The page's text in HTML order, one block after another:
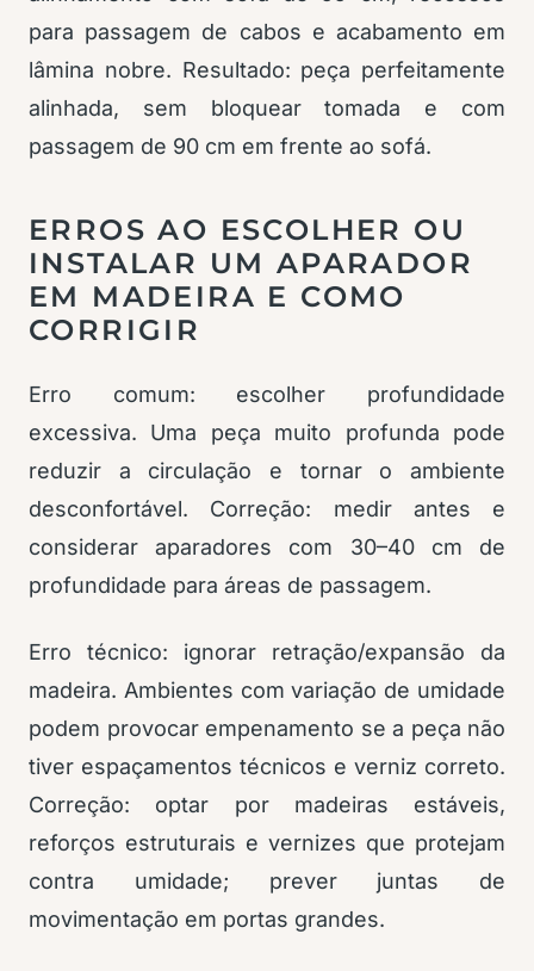
para passagem de cabos e acabamento em
lâmina nobre. Resultado: peça perfeitamente
alinhada, sem bloquear tomada e com
passagem de 90 cm em frente ao sofá.
ERROS AO ESCOLHER OU
INSTALAR UM APARADOR
EM MADEIRA E COMO
CORRIGIR
Erro comum: escolher profundidade
excessiva. Uma peça muito profunda pode
reduzir a circulação e tornar o ambiente
desconfortável. Correção: medir antes e
considerar aparadores com 30–40 cm de
profundidade para áreas de passagem.
Erro técnico: ignorar retração/expansão da
madeira. Ambientes com variação de umidade
podem provocar empenamento se a peça não
tiver espaçamentos técnicos e verniz correto.
Correção: optar por madeiras estáveis,
reforços estruturais e vernizes que protejam
contra umidade; prever juntas de
movimentação em portas grandes.